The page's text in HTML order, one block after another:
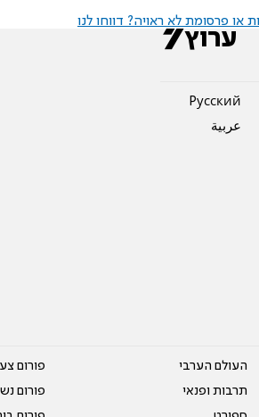
או פרסומת לא ראויה? דווחו לנו
Pусский
عربية
העולם הערבי
תרבות ופנאי
פורום
פורום